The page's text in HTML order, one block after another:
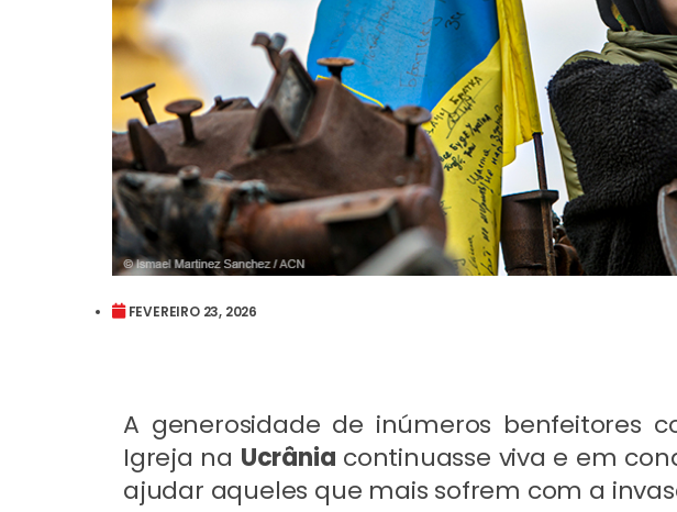
FEVEREIRO 23, 2026
A generosidade de inúmeros benfeitores
Igreja na Ucrânia continuasse viva e em
ajudar aqueles que mais sofrem com a